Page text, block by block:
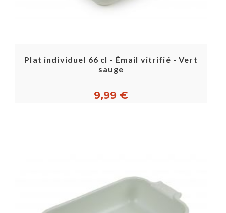
Plat individuel 66 cl - Émail vitrifié - Vert
sauge
9,99 €